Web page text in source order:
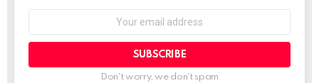
Don't worry, we don't spam